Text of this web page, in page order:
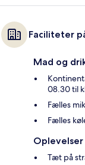
Faciliteter
Mad og
08.30 til
Fælles
Fælles
Oplevelser
Tæt på